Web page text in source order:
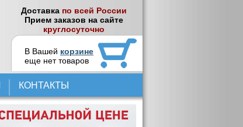
Доставка по всей России
Прием заказов на сайте
круглосуточно
В Вашей корзине
еще нет товаров
КОНТАКТЫ